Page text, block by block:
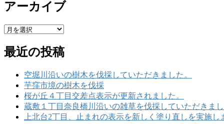
に
示
アーカイブ
ア
カ
イ
最近の投稿
空堀川沿いの樹木を伐採していただきました。
芋窪市境の樹木を伐採
桜が丘４丁目交差点表示が更新されました。
蔵敷１丁目奈良橋川沿いの雑草を伐採していただきまし
上北台2丁目、止まれの表示を新しく塗り直しを実施し